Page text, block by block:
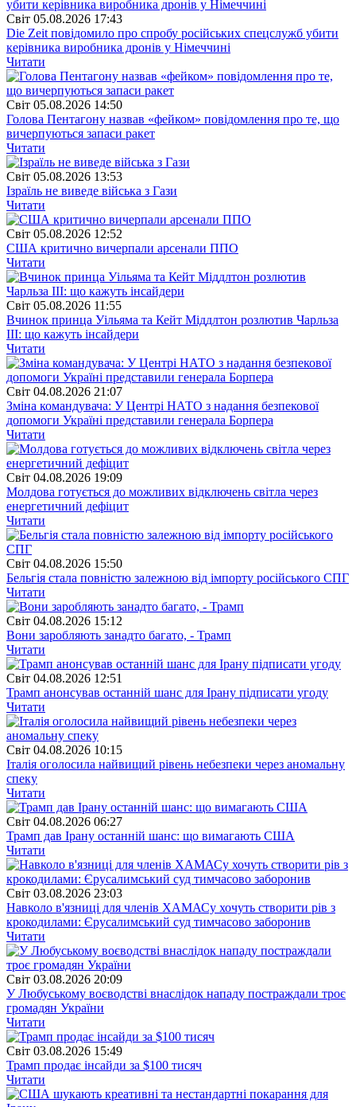
Свiт 05.08.2026 17:43
Die Zeit повідомило про спробу російських спецслужб убити
керівника виробника дронів у Німеччині
Читати
Свiт 05.08.2026 14:50
Голова Пентагону назвав «фейком» повідомлення про те, що
вичерпуються запаси ракет
Читати
Свiт 05.08.2026 13:53
Ізраїль не виведе війська з Гази
Читати
Свiт 05.08.2026 12:52
США критично вичерпали арсенали ППО
Читати
Свiт 05.08.2026 11:55
Вчинок принца Уільяма та Кейт Міддлтон розлютив Чарльза
III: що кажуть інсайдери
Читати
Свiт 04.08.2026 21:07
Зміна командувача: У Центрі НАТО з надання безпекової
допомоги Україні представили генерала Борпера
Читати
Свiт 04.08.2026 19:09
Молдова готується до можливих відключень світла через
енергетичний дефіцит
Читати
Свiт 04.08.2026 15:50
Бельгія стала повністю залежною від імпорту російського СПГ
Читати
Свiт 04.08.2026 15:12
Вони заробляють занадто багато, - Трамп
Читати
Свiт 04.08.2026 12:51
Трамп анонсував останній шанс для Ірану підписати угоду
Читати
Свiт 04.08.2026 10:15
Італія оголосила найвищий рівень небезпеки через аномальну
спеку
Читати
Свiт 04.08.2026 06:27
Трамп дав Ірану останній шанс: що вимагають США
Читати
Свiт 03.08.2026 23:03
Навколо в'язниці для членів ХАМАСу хочуть створити рів з
крокодилами: Єрусалимський суд тимчасово заборонив
Читати
Свiт 03.08.2026 20:09
У Любуському воєводстві внаслідок нападу постраждали троє
громадян України
Читати
Свiт 03.08.2026 15:49
Трамп продає інсайди за $100 тисяч
Читати